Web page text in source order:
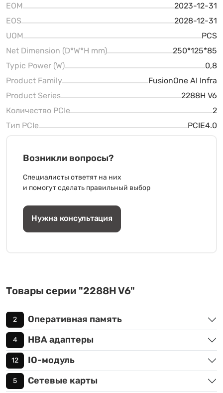
EOM
2023-12-31
EOS
2028-12-31
UOM
PCS
Net Dimension (D*W*H mm)
250*125*85
Typic Power (W)
0,8
Product Family
FusionOne AI Infra
Product Series
2288H V6
Количество PCIe
2
Тип PCIe
PCIE4.0
Возникли вопросы?
Специалисты ответят на них
и помогут сделать правильный выбор
Нужна консультация
Товары серии "2288H V6"
2 Оперативная память
4 HBA адаптеры
12 IO-модуль
5 Сетевые карты